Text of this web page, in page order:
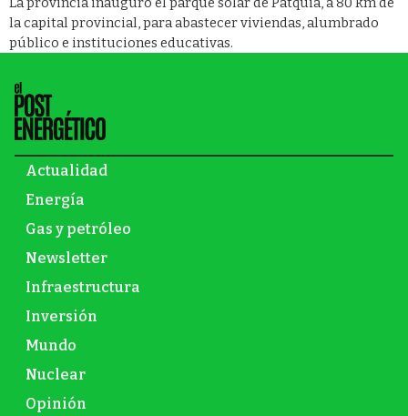
la capital provincial, para abastecer viviendas, alumbrado
público e instituciones educativas.
Actualidad
Energía
Gas y petróleo
Newsletter
Infraestructura
Inversión
Mundo
Nuclear
Opinión